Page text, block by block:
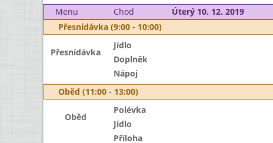
Menu
Chod Úterý 10. 12. 2019
Přesnídávka (9:00 - 10:00)
Přesnídávka
Jídlo
Doplněk
Nápoj
Oběd (11:00 - 13:00)
Oběd
Polévka
Jídlo
Příloha